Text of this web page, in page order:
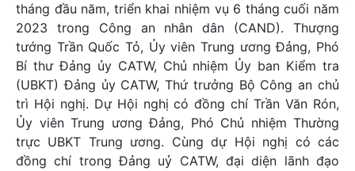
tháng đầu năm, triển khai nhiệm vụ 6 tháng cuối năm
2023 trong Công an nhân dân (CAND). Thượng
tướng Trần Quốc Tỏ, Ủy viên Trung ương Đảng, Phó
Bí thư Đảng ủy CATW, Chủ nhiệm Ủy ban Kiểm tra
(UBKT) Đảng ủy CATW, Thứ trưởng Bộ Công an chủ
trì Hội nghị. Dự Hội nghị có đồng chí Trần Văn Rón,
Ủy viên Trung ương Đảng, Phó Chủ nhiệm Thường
trực UBKT Trung ương. Cùng dự Hội nghị có các
đồng chí trong Đảng uỷ CATW, đại diện lãnh đạo